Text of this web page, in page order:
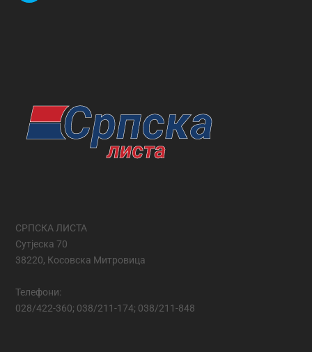
СРПСКА ЛИСТА
Сутјеска 70
38220, Косовска Митровица
Телефони:
028/422-360; 038/211-174; 038/211-848